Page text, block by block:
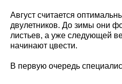
Август считается
двулетников. До зимы они
листьев, а уже следующей
начинают цвести.
В первую очередь